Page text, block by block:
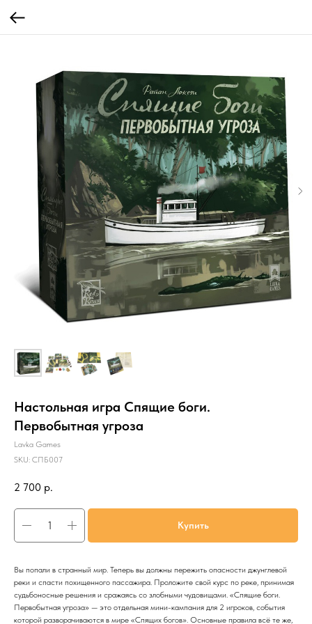
Настольная игра Спящие боги.
Первобытная угроза
Lavka Games
SKU: СПБ007
2 700 р.
Купить
Вы попали в странный мир. Теперь вы должны пережить опасности джунглевой
реки и спасти похищенного пассажира. Проложите свой курс по реке, принимая
судьбоносные решения и сражаясь со злобными чудовищами. «Спящие боги.
Первобытная угроза» — это отдельная мини-кампания для 2 игроков, события
которой разворачиваются в мире «Спящих богов». Основные правила всё те же,